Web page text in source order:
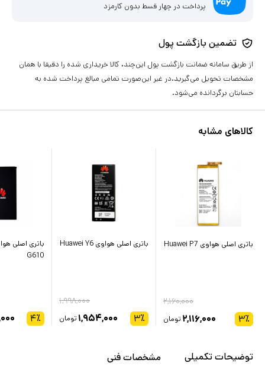
پرداخت در چهار قسط بدون کارمزد
تضمین بازگشت پول
از طریق سامانه ضمانت بازگشت پول این‌چند، کالا خریداری شده را دقیقا با همان
مشخصات تحویل می‌گیرید.در غیر این‌صورت تمامی مبالغ پرداخت شده به
حسابتان برگردانده می‌شود.
کالاهای مشابه
باتری اصلی هواوی Huawei P7
۳٪
۲,۱۶۰,۰۰۰
۲,۱۱۶,۰۰۰ تومان
باتری اصلی هواوی Huawei Y6
۳٪
۱,۹۹۸,۰۰۰
۱,۹۵۴,۰۰۰ تومان
G610
۴٪
توضیحات تکمیلی مشخصات فنی